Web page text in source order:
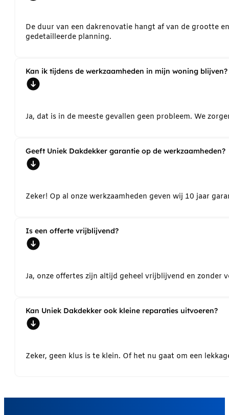
De duur van een dakrenovatie hangt af van de grootte
gedetailleerde planning.
Kan ik tijdens de werkzaamheden in mijn woning blijven?
Ja, dat is in de meeste gevallen geen probleem. We
Geeft Uniek Dakdekker garantie op de werkzaamheden?
Zeker! Op al onze werkzaamheden geven wij 10 jaar
Is een offerte vrijblijvend?
Ja, onze offertes zijn altijd geheel vrijblijvend en
Kan Uniek Dakdekker ook kleine reparaties uitvoeren?
Zeker, geen klus is te klein. Of het nu gaat om een